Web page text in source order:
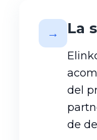
→ La
del
de